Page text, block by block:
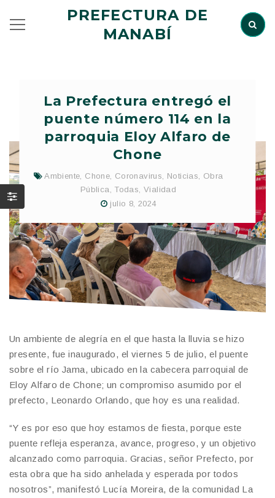
PREFECTURA DE
MANABÍ
La Prefectura entregó el
puente número 114 en la
parroquia Eloy Alfaro de
Chone
Ambiente, Chone, Coronavirus, Noticias, Obra
Pública, Todas,Vialidad
julio 8, 2024
Un ambiente de alegría en el que hasta la lluvia se hizo
presente, fue inaugurado, el viernes 5 de julio, el puente
sobre el río Jama, ubicado en la cabecera parroquial de
Eloy Alfaro de Chone; un compromiso asumido por el
prefecto, Leonardo Orlando, que hoy es una realidad.
“Y es por eso que hoy estamos de fiesta, porque este
puente refleja esperanza, avance, progreso, y un objetivo
alcanzado como parroquia. Gracias, señor Prefecto, por
esta obra que ha sido anhelada y esperada por todos
nosotros”, manifestó Lucía Moreira, de la comunidad La